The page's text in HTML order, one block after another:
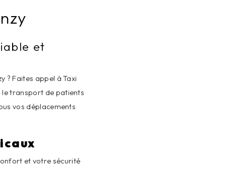
et
? Faites appel à Taxi
le transport de patients
vos déplacements
et votre sécurité